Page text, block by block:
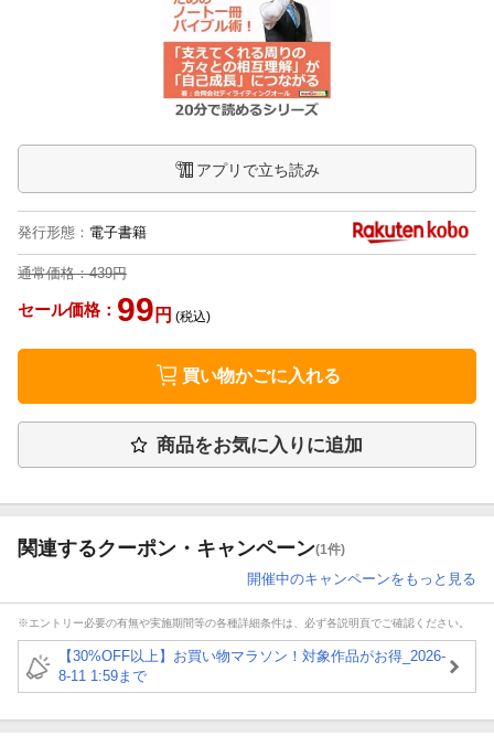
アプリで立ち読み
発行形態 ： 電子書籍
通常価格：439円
セール価格： 99 円 (税込)
買い物かごに入れる
商品をお気に入りに追加
関連するクーポン・キャンペーン(1件)
開催中のキャンペーンをもっと見る
※エントリー必要の有無や実施期間等の各種詳細条件は、必ず各説明頁でご確認ください。
【30%OFF以上】お買い物マラソン！対象作品がお得_2026-
8-11 1:59まで